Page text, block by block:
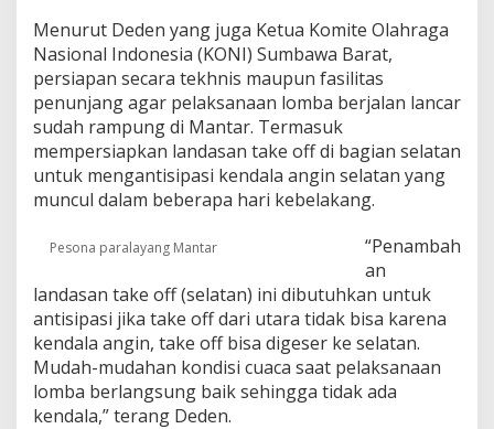
u
a
R
u
m
a
h
X
C
p
n
2
0
1
7
Menurut Deden yang juga Ketua Komite Olahraga
Nasional Indonesia (KONI) Sumbawa Barat,
persiapan secara tekhnis maupun fasilitas
penunjang agar pelaksanaan lomba berjalan lancar
sudah rampung di Mantar. Termasuk
mempersiapkan landasan take off di bagian selatan
untuk mengantisipasi kendala angin selatan yang
muncul dalam beberapa hari kebelakang.
Pesona paralayang Mantar
“Penambah
an
landasan take off (selatan) ini dibutuhkan untuk
antisipasi jika take off dari utara tidak bisa karena
kendala angin, take off bisa digeser ke selatan.
Mudah-mudahan kondisi cuaca saat pelaksanaan
lomba berlangsung baik sehingga tidak ada
kendala,” terang Deden.